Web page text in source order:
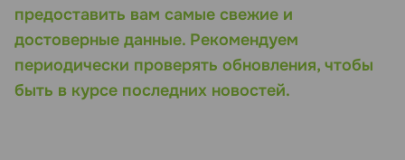
предоставить вам самые свежие и
достоверные данные. Рекомендуем
периодически проверять обновления, чтобы
быть в курсе последних новостей.